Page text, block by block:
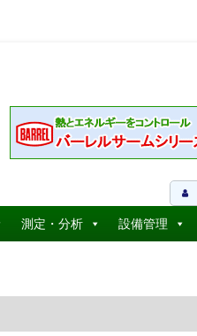
測定・分析 設備管理